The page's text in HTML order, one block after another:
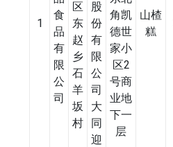
1
食
品
有
限
公
司
区
东
赵
乡
石
羊
坂
村
股
份
有
限
公
司
大
同
迎
角凯
德世
家小
区2
号商
业地
下一
层
山楂
糕